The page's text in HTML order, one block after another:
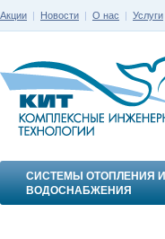
Акции | Новости | О нас | Услуги
СИСТЕМЫ ОТОПЛЕНИЯ И
ВОДОСНАБЖЕНИЯ